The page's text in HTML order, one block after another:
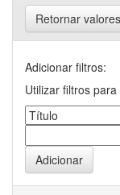
Retornar valores
Adicionar filtros:
Utilizar filtros